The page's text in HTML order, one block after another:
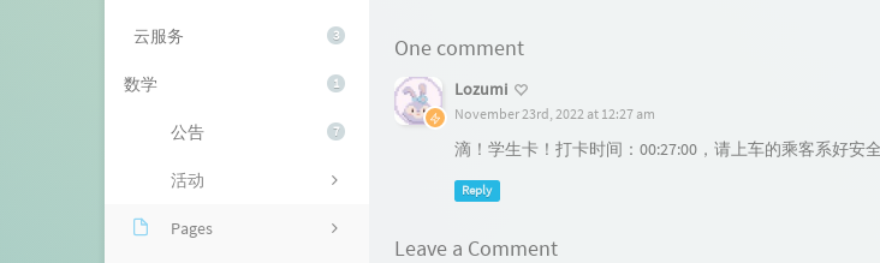
3
云服务
1
数学
7
公告
活动
Pages
One comment
Lozumi
November 23rd, 2022 at 12:27 am
滴！学生卡！打卡时间：00:27:00，请上车的乘客系好安
Reply
Leave a Comment